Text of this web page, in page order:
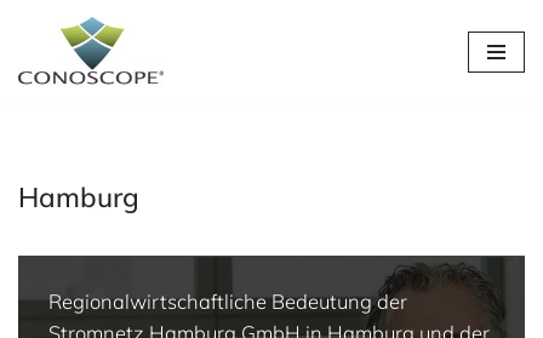
Hamburg
Regionalwirtschaftliche Bedeutung der
Stromnetz Hamburg GmbH in Hamburg und der